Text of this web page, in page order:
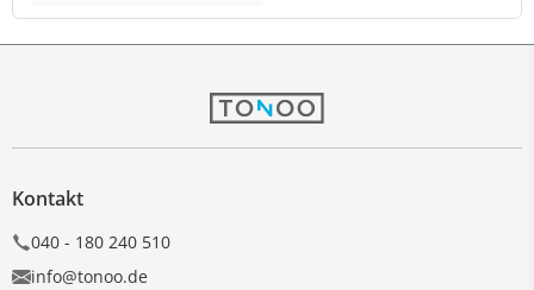
Kontakt
040 - 180 240 510
info@tonoo.de